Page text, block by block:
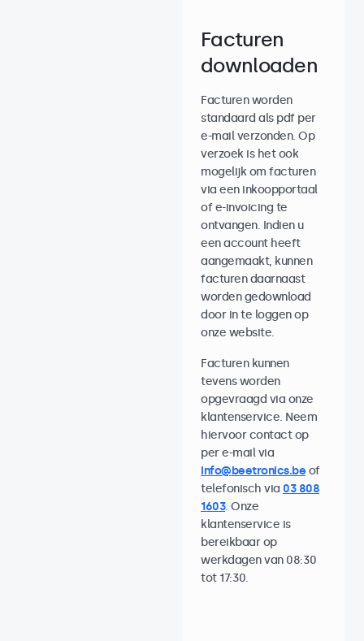
Facturen
downloaden
Facturen worden
standaard als pdf per
e-mail verzonden. Op
verzoek is het ook
mogelijk om facturen
via een inkoopportaal
of e-invoicing te
ontvangen. Indien u
een account heeft
aangemaakt, kunnen
facturen daarnaast
worden gedownload
door in te loggen op
onze website.
Facturen kunnen
tevens worden
opgevraagd via onze
klantenservice. Neem
hiervoor contact op
per e-mail via
info@beetronics.be of
telefonisch via 03 808
1603. Onze
klantenservice is
bereikbaar op
werkdagen van 08:30
tot 17:30.